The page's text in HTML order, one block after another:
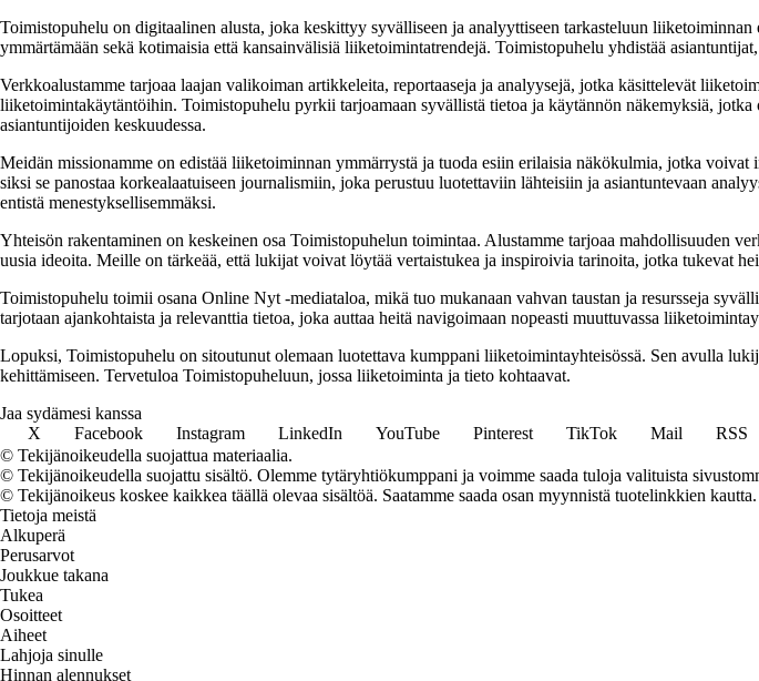
Toimistopuhelu on digitaalinen alusta, joka keskittyy syvälliseen ja analyyttiseen tarkasteluun
ymmärtämään sekä kotimaisia että kansainvälisiä liiketoimintatrendejä. Toimistopuhelu yhdistää
Verkkoalustamme tarjoaa laajan valikoiman artikkeleita, reportaaseja ja analyysejä, jotka käsittelevät
liiketoimintakäytäntöihin. Toimistopuhelu pyrkii tarjoamaan syvällistä tietoa ja käytännön näkemyksiä,
asiantuntijoiden keskuudessa.
Meidän missionamme on edistää liiketoiminnan ymmärrystä ja tuoda esiin erilaisia näkökulmia, jotka
siksi se panostaa korkealaatuiseen journalismiin, joka perustuu luotettaviin lähteisiin ja asiantuntevaan
entistä menestyksellisemmäksi.
Yhteisön rakentaminen on keskeinen osa Toimistopuhelun toimintaa. Alustamme tarjoaa mahdollisuuden
uusia ideoita. Meille on tärkeää, että lukijat voivat löytää vertaistukea ja inspiroivia tarinoita, jotka tukevat
Toimistopuhelu toimii osana Online Nyt -mediataloa, mikä tuo mukanaan vahvan taustan ja resursseja
tarjotaan ajankohtaista ja relevanttia tietoa, joka auttaa heitä navigoimaan nopeasti muuttuvassa
Lopuksi, Toimistopuhelu on sitoutunut olemaan luotettava kumppani liiketoimintayhteisössä. Sen avulla
kehittämiseen. Tervetuloa Toimistopuheluun, jossa liiketoiminta ja tieto kohtaavat.
Jaa sydämesi kanssa
X
Facebook Instagram LinkedIn YouTube Pinterest TikTok Mail
RSS
© Tekijänoikeudella suojattua materiaalia.
© Tekijänoikeudella suojattu sisältö. Olemme tytäryhtiökumppani ja voimme saada tuloja valituista
© Tekijänoikeus koskee kaikkea täällä olevaa sisältöä. Saatamme saada osan myynnistä tuotelinkkien
Tietoja meistä
Alkuperä
Perusarvot
Joukkue takana
Tukea
Osoitteet
Aiheet
Lahjoja sinulle
Hinnan alennukset